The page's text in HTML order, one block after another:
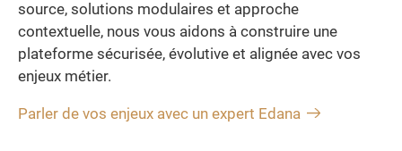
source, solutions modulaires et approche
contextuelle, nous vous aidons à construire une
plateforme sécurisée, évolutive et alignée avec vos
enjeux métier.
Parler de vos enjeux avec un expert Edana